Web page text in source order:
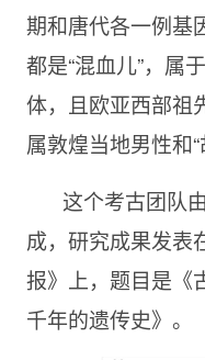
期和唐代各一例基
都是“混血儿”，属
体，且欧亚西部
属敦煌当地男性和“
这个考古团队
成，研究成果发表
报》上，题目是《
千年的遗传史》。